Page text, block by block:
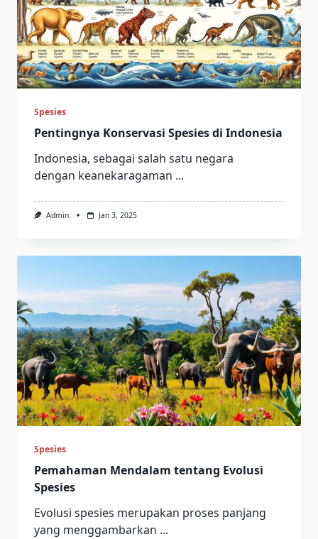
Spesies
Pentingnya Konservasi Spesies di Indonesia
Indonesia, sebagai salah satu negara
dengan keanekaragaman ...
Admin Jan 3, 2025
Spesies
Pemahaman Mendalam tentang Evolusi
Spesies
Evolusi spesies merupakan proses panjang
yang menggambarkan ...